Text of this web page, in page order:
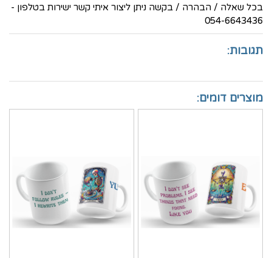
בכל שאלה / הבהרה / בקשה ניתן ליצור איתי קשר ישירות בטלפון -
054-6643436
תגובות:
מוצרים דומים: